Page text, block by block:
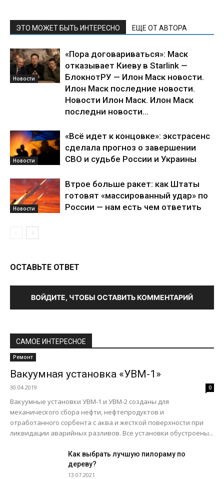
ЭТО МОЖЕТ БЫТЬ ИНТЕРЕСНО ЕЩЕ ОТ АВТОРА
Новости
«Пора договариваться»: Маск
отказывает Киеву в Starlink —
БлокнотРУ — Илон Маск новости.
Илон Маск последние новости.
Новости Илон Маск. Илон Маск
последни новости...
Новости
«Всё идет к концовке»: экстрасенс
сделала прогноз о завершении
СВО и судьбе России и Украины
Новости
Втрое больше ракет: как Штаты
готовят «массированный удар» по
России — нам есть чем ответить
ОСТАВЬТЕ ОТВЕТ
ВОЙДИТЕ, ЧТОБЫ ОСТАВИТЬ КОММЕНТАРИЙ
САМОЕ ИНТЕРЕСНОЕ
Ремонт
Вакуумная установка «УВМ-1»
30.04.2019 0
Вакуумные установки УВМ-1 и УВМ-2 созданы для
механического сбора нефти, нефтепродуктов и
отработанного сорбента с аква и жесткой поверхности при
ликвидации аварийных разливов. Все установки обустроены...
Как выбрать лучшую пилораму по
дереву?
13.07.2021